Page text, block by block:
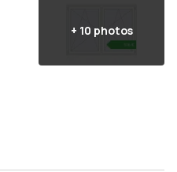
+ 10 photos